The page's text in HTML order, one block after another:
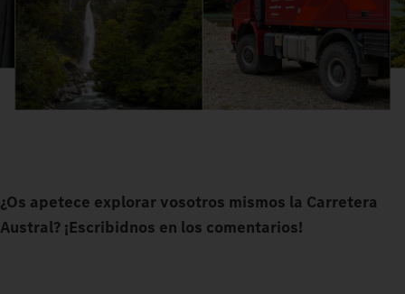
¿Os apetece explorar vosotros mismos la Carretera
Austral? ¡Escribidnos en los comentarios!